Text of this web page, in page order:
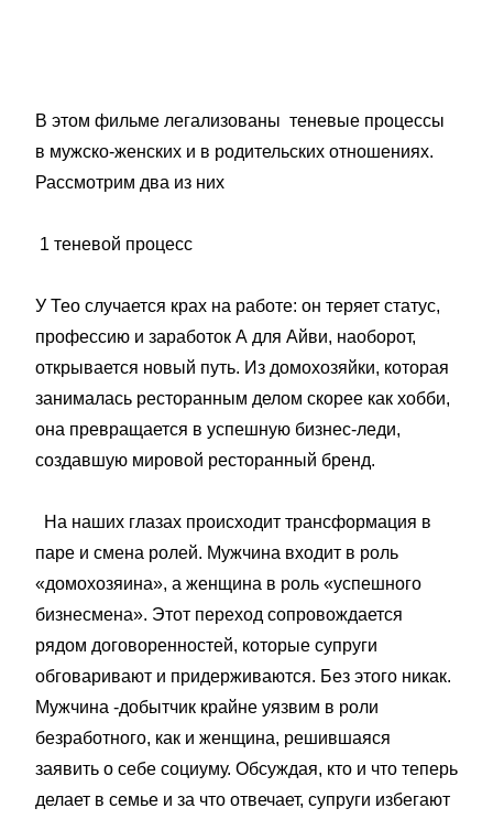
В этом фильме легализованы теневые процессы
в мужско-женских и в родительских отношениях.
Рассмотрим два из них
1 теневой процесс
У Тео случается крах на работе: он теряет статус,
профессию и заработок А для Айви, наоборот,
открывается новый путь. Из домохозяйки, которая
занималась ресторанным делом скорее как хобби,
она превращается в успешную бизнес-леди,
создавшую мировой ресторанный бренд.
На наших глазах происходит трансформация в
паре и смена ролей. Мужчина входит в роль
«домохозяина», а женщина в роль «успешного
бизнесмена». Этот переход сопровождается
рядом договоренностей, которые супруги
обговаривают и придерживаются. Без этого никак.
Мужчина -добытчик крайне уязвим в роли
безработного, как и женщина, решившаяся
заявить о себе социуму. Обсуждая, кто и что теперь
делает в семье и за что отвечает, супруги избегают